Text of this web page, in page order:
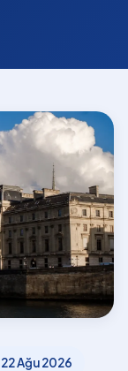
22 Ağu 2026